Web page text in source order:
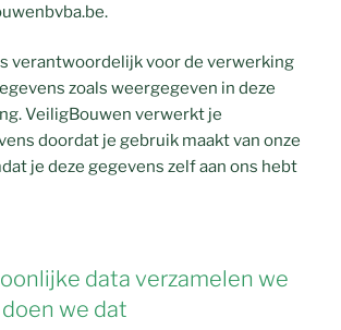
verantwoordelijk voor de verwerking
zoals weergegeven in deze
VeiligBouwen verwerkt je
doordat je gebruik maakt van onze
je deze gegevens zelf aan ons hebt
data verzamelen we
we dat